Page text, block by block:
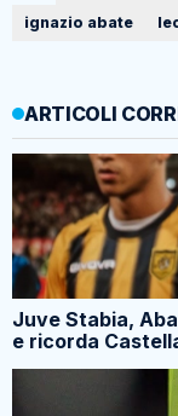
ignazio abate
ARTICOLI
Juve Stabia,
e ricorda